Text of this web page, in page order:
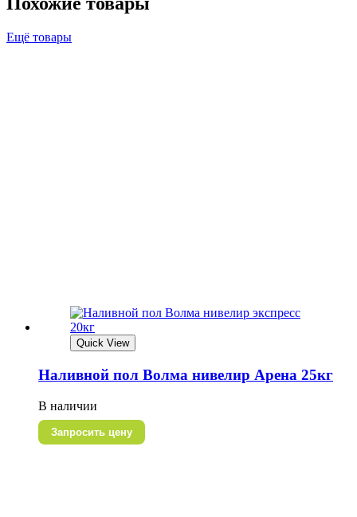
Ещё товары
Quick View
Наливной пол Волма нивелир Арена 25кг
В наличии
Запросить цену